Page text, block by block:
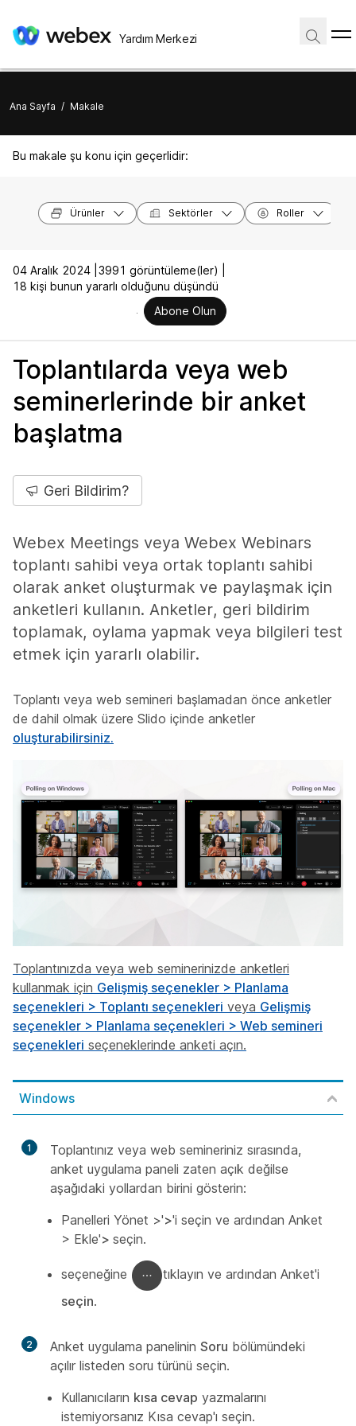
Yardım Merkezi
Ana Sayfa / Makale
Bu makale şu konu için geçerlidir:
Ürünler Sektörler Roller
04 Aralık 2024 | 3991 görüntüleme(ler) |
18 kişi bunun yararlı olduğunu düşündü
Abone Olun
Toplantılarda veya web
seminerlerinde bir anket
başlatma
Geri Bildirim?
Webex Meetings veya Webex Webinars
toplantı sahibi veya ortak toplantı sahibi
olarak anket oluşturmak ve paylaşmak için
anketleri kullanın. Anketler, geri bildirim
toplamak, oylama yapmak veya bilgileri test
etmek için yararlı olabilir.
Toplantı veya web semineri başlamadan önce anketler
de dahil olmak üzere Slido içinde anketler
oluşturabilirsiniz.
Toplantınızda veya web seminerinizde anketleri
kullanmak için Gelişmiş seçenekler > Planlama
seçenekleri > Toplantı seçenekleri veya Gelişmiş
seçenekler > Planlama seçenekleri > Web semineri
seçenekleri seçeneklerinde anketi açın.
Windows
1
Toplantınız veya web semineriniz sırasında,
anket uygulama paneli zaten açık değilse
aşağıdaki yollardan birini gösterin:
Panelleri Yönet >'>'i seçin ve ardından Anket
> Ekle'> seçin.
seçeneğine
tıklayın ve ardından Anket'i
seçin.
2 Anket uygulama panelinin Soru bölümündeki
açılır listeden soru türünü seçin.
Kullanıcıların kısa cevap yazmalarını
istemiyorsanız Kısa cevap'ı seçin.